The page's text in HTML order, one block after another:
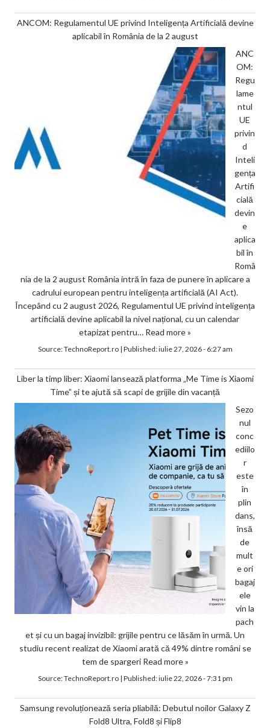
ANCOM: Regulamentul UE privind Inteligența Artificială devine
aplicabil în România de la 2 august
ANC
OM:
Regu
lame
ntul
UE
privin
d
Inteli
gența
Artifi
cială
devin
e
aplica
bil în
Româ
nia de la 2 august România intră în faza de punere în aplicare a
cadrului european pentru inteligența artificială (AI Act).
Începând cu 2 august 2026, Regulamentul UE privind inteligența
artificială devine aplicabil la nivel național, cu un calendar
etapizat pentru… Read more »
Source:TechnoReport.ro| Published:iulie 27, 2026 - 6:27 am
Liber la timp liber: Xiaomi lansează platforma „Me Time is Xiaomi
Time” și te ajută să scapi de grijile din vacanță
Sezo
nul
conc
ediilo
r
este
în
plin
dans,
însă
de
mult
e ori
bagaj
ele
vin la
pach
et și cu un bagaj invizibil: grijile pentru ce lăsăm în urmă. Un
studiu recent realizat de Xiaomi arată că 49% dintre români se
tem de spargeri Read more »
Source:TechnoReport.ro| Published:iulie 22, 2026 - 7:31 pm
Samsung revoluționează seria pliabilă: Debutul noilor Galaxy Z
Fold8 Ultra, Fold8 și Flip8